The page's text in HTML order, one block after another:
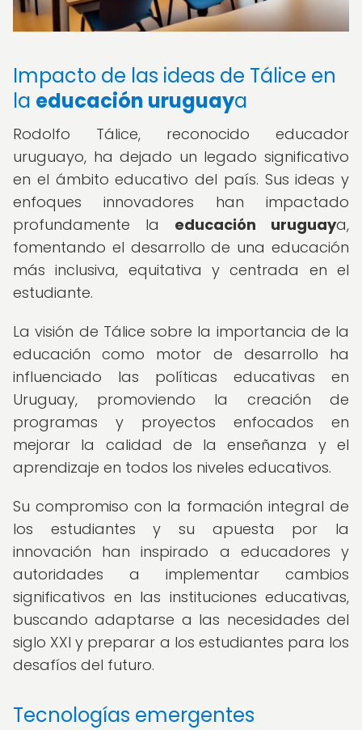
Impacto de las ideas de Tálice en
la educación uruguaya
Rodolfo Tálice, reconocido educador
uruguayo, ha dejado un legado significativo
en el ámbito educativo del país. Sus ideas y
enfoques innovadores han impactado
profundamente la educación uruguaya,
fomentando el desarrollo de una educación
más inclusiva, equitativa y centrada en el
estudiante.
La visión de Tálice sobre la importancia de la
educación como motor de desarrollo ha
influenciado las políticas educativas en
Uruguay, promoviendo la creación de
programas y proyectos enfocados en
mejorar la calidad de la enseñanza y el
aprendizaje en todos los niveles educativos.
Su compromiso con la formación integral de
los estudiantes y su apuesta por la
innovación han inspirado a educadores y
autoridades a implementar cambios
significativos en las instituciones educativas,
buscando adaptarse a las necesidades del
siglo XXI y preparar a los estudiantes para los
desafíos del futuro.
Tecnologías emergentes